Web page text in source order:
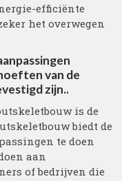
efficiënte
het overwegen
van de
zijn..
is de
biedt de
te doen
aan
of bedrijven die